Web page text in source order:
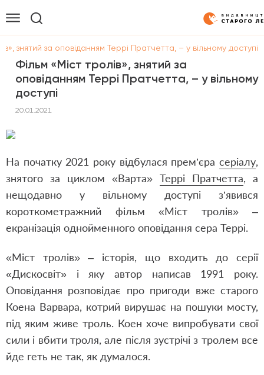
знятий за оповіданням Террі Пратчетта, – у вільному доступі
Фільм «Міст тролів», знятий за
оповіданням Террі Пратчетта, – у вільному
доступі
20.01.2021
На початку 2021 року відбулася прем’єра серіалу,
знятого за циклом «Варта» Террі Пратчетта, а
нещодавно у вільному доступі з’явився
короткометражний фільм «Міст тролів» –
екранізація однойменного оповідання сера Террі.
«Міст тролів» – історія, що входить до серії
«Дискосвіт» і яку автор написав 1991 року.
Оповідання розповідає про пригоди вже старого
Коена Варвара, котрий вирушає на пошуки мосту,
під яким живе троль. Коен хоче випробувати свої
сили і вбити троля, але після зустрічі з тролем все
йде геть не так, як думалося.